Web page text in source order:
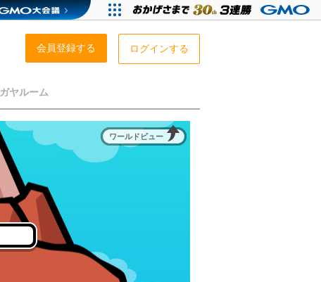
会員登録する ログインする
ガヤルーム
ワールドビュー